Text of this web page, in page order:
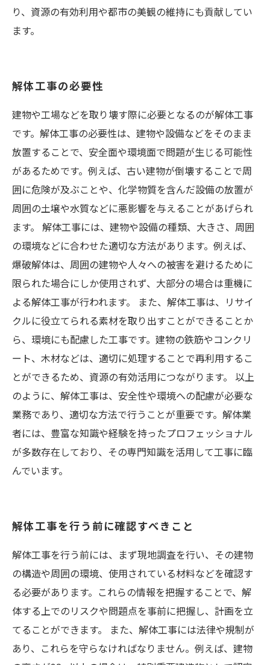
り、資源の有効利用や都市の美観の維持にも貢献してい
ます。
解体工事の必要性
建物や工場などを取り壊す際に必要となるのが解体工事
です。解体工事の必要性は、建物や設備などをそのまま
放置することで、安全面や環境面で問題が生じる可能性
があるためです。例えば、古い建物が倒壊することで周
囲に危険が及ぶことや、化学物質を含んだ設備の放置が
周囲の土壌や水質などに悪影響を与えることがあげられ
ます。 解体工事には、建物や設備の種類、大きさ、周囲
の環境などに合わせた適切な方法があります。例えば、
爆破解体は、周囲の建物や人々への被害を避けるために
限られた場合にしか使用されず、大部分の場合は重機に
よる解体工事が行われます。 また、解体工事は、リサイ
クルに役立てられる素材を取り出すことができることか
ら、環境にも配慮した工事です。建物の鉄筋やコンクリ
ート、木材などは、適切に処理することで再利用するこ
とができるため、資源の有効活用につながります。 以上
のように、解体工事は、安全性や環境への配慮が必要な
業務であり、適切な方法で行うことが重要です。解体業
者には、豊富な知識や経験を持ったプロフェッショナル
が多数存在しており、その専門知識を活用して工事に臨
んでいます。
解体工事を行う前に確認すべきこと
解体工事を行う前には、まず現地調査を行い、その建物
の構造や周囲の環境、使用されている材料などを確認す
る必要があります。これらの情報を把握することで、解
体する上でのリスクや問題点を事前に把握し、計画を立
てることができます。 また、解体工事には法律や規制が
あり、これらを守らなければなりません。例えば、建物